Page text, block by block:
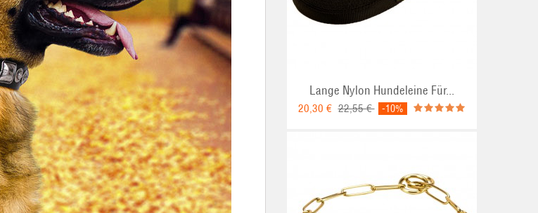
Lange Nylon Hundeleine Für...
20,30 € 22,55 € -10%